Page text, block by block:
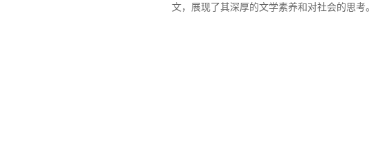
文，展现了其深厚的文学素养和对社会的思考。